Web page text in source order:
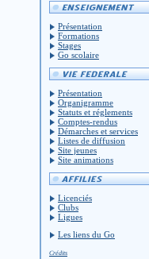
Présentation
Formations
Stages
Go scolaire
Présentation
Organigramme
Statuts et réglements
Comptes-rendus
Démarches et services
Listes de diffusion
Site jeunes
Site animations
Licenciés
Clubs
Ligues
Les liens du Go
Crédits